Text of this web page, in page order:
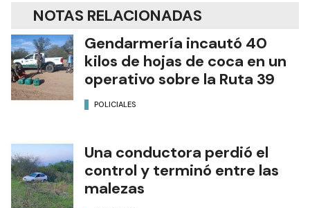
NOTAS RELACIONADAS
Gendarmería incautó 40
kilos de hojas de coca en un
operativo sobre la Ruta 39
POLICIALES
Una conductora perdió el
control y terminó entre las
malezas